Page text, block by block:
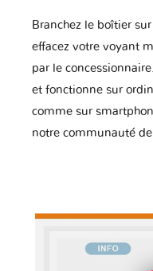
Branchez le boîtier
effacez votre voyant
par le
et fonctionne sur
comme sur
notre communauté